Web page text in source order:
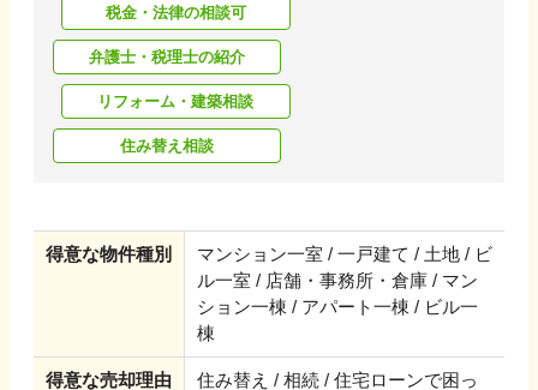
税金・法律の相談可
弁護士・税理士の紹介
リフォーム・建築相談
住み替え相談
得意な物件種別
マンション一室 / 一戸建て / 土地 / ビ
ル一室 / 店舗・事務所・倉庫 / マン
ション一棟 / アパート一棟 / ビル一
棟
得意な売却理由
住み替え / 相続 / 住宅ローンで困っ